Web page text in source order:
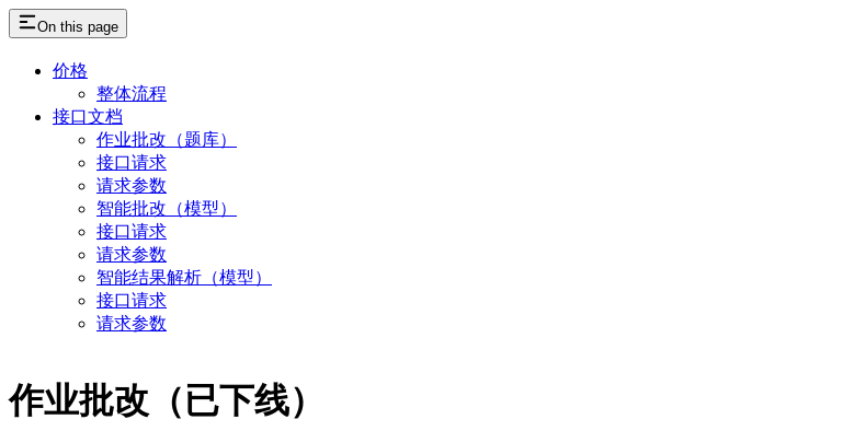
On this page
价格
整体流程
接口文档
作业批改（题库）
接口请求
请求参数
智能批改（模型）
接口请求
请求参数
智能结果解析（模型）
接口请求
请求参数
作业批改（已下线）